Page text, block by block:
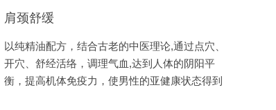
肩颈舒缓
以纯精油配方，结合古老的中医理论,通过点穴、
开穴、舒经活络，调理气血,达到人体的阴阳平
衡，提高机体免疫力，使男性的亚健康状态得到